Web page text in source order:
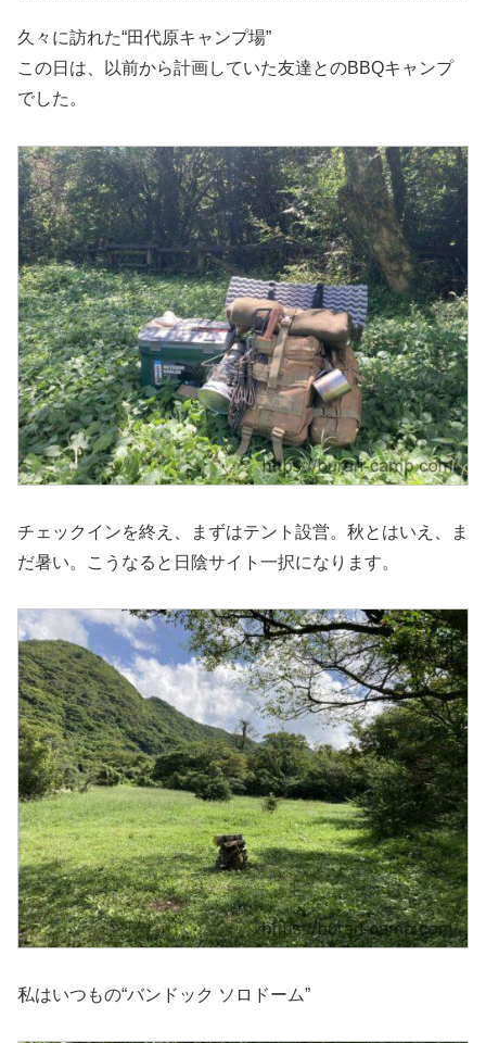
久々に訪れた“田代原キャンプ場”
この日は、以前から計画していた友達とのBBQキャンプ
でした。
チェックインを終え、まずはテント設営。秋とはいえ、ま
だ暑い。こうなると日陰サイト一択になります。
私はいつもの“バンドック ソロドーム”